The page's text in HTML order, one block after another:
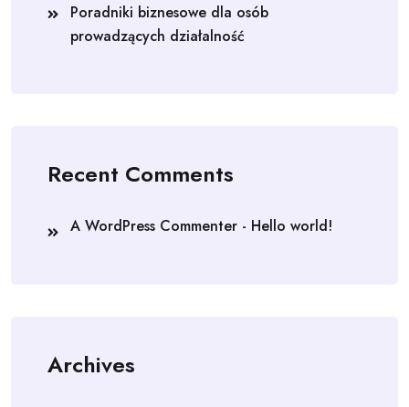
Poradniki biznesowe dla osób
prowadzących działalność
Recent Comments
A WordPress Commenter - Hello world!
Archives